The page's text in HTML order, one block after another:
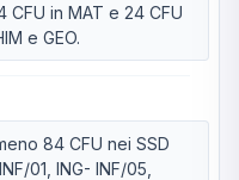
CFU in MAT e 24 CFU
e GEO.
84 CFU nei SSD
01, ING- INF/05,